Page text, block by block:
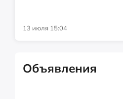
13 июля 15:04
Объявления